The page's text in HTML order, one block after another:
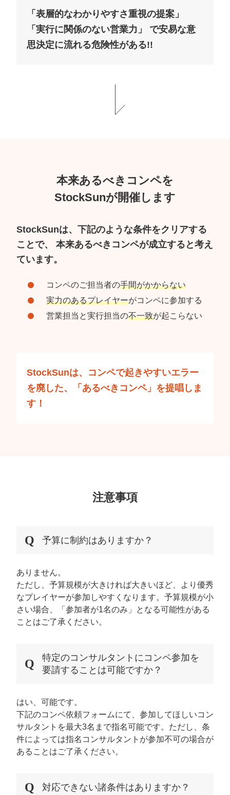
「表層的なわかりやすさ重視の提案」
「実行に関係のない営業力」
で安易な意
思決定に流れる危険性がある!!
本来あるべきコンペを
StockSunが開催します
StockSunは、下記のような条件をクリアする
ことで、
本来あるべきコンペが成立すると考え
ています。
コンペのご担当者の手間がかからない
実力のあるプレイヤーがコンペに参加する
営業担当と実行担当の不一致が起こらない
StockSunは、コンペで起きやすいエラー
を廃した、
「あるべきコンペ」を提唱しま
す！
注意事項
予算に制約はありますか？
ありません。
ただし、予算規模が大きければ大きいほど、より優秀
なプレイヤーが参加しやすくなります。予算規模が小
さい場合、「参加者が1名のみ」となる可能性がある
ことはご了承ください。
特定のコンサルタントにコンペ参加を
要請することは可能ですか？
はい、可能です。
下記のコンペ依頼フォームにて、参加してほしいコン
サルタントを最大3名まで指名可能です。ただし、条
件によっては指名コンサルタントが参加不可の場合が
あることはご了承ください。
対応できない諸条件はありますか？